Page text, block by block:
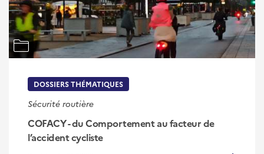
DOSSIERS THÉMATIQUES
Sécurité routière
COFACY - du Comportement au facteur de
l’accident cycliste